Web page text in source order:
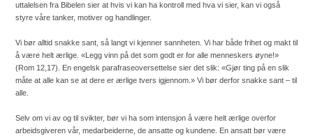
uttalelsen fra Bibelen sier at hvis vi kan ha kontroll med hva vi sier, kan vi også
styre våre tanker, motiver og handlinger.
Vi bør alltid snakke sant, så langt vi kjenner sannheten. Vi har både frihet og makt til
å være helt ærlige. «Legg vinn på det som godt er for alle menneskers øyne!»
(Rom 12,17). En engelsk parafraseoversettelse sier det slik: «Gjør ting på en slik
måte at alle kan se at dere er ærlige tvers igjennom.» Vi bør derfor snakke sant – til
alle.
Selv om vi av og til svikter, bør vi ha som intensjon å være helt ærlige overfor
arbeidsgiveren vår, medarbeiderne, de ansatte og kundene. En ansatt bør være